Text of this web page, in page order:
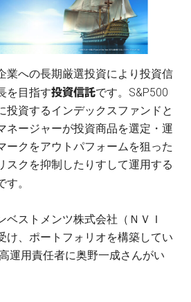
業への長期厳選投資により投資信
を目指す投資信託です。S&P500
投資するインデックスファンドと
ネージャーが投資商品を選定・運
ークをアウトパフォームを狙った
スクを抑制したりすして運用する
す。
ベストメンツ株式会社（ＮＶＩ
け、ポートフォリオを構築してい
運用責任者に奥野一成さんがい